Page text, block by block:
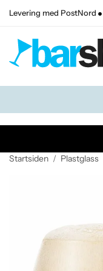
Levering med PostNord
Startsiden / Plastglass